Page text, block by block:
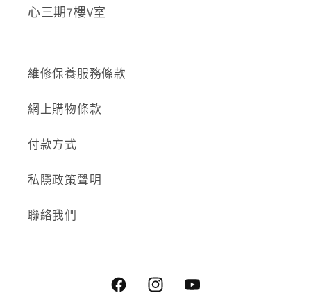
心三期7樓V室
維修保養服務條款
網上購物條款
付款方式
私隱政策聲明
聯絡我們